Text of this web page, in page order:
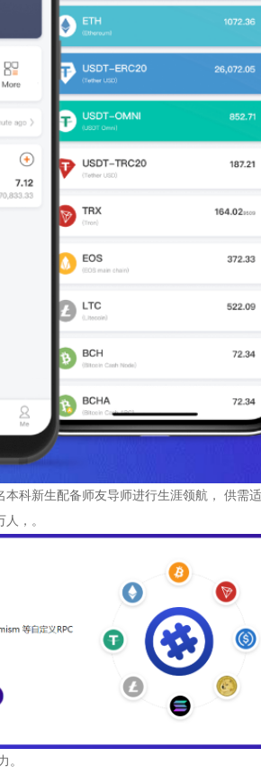
科新生配备师友导师进行生涯领航， 供需
，。
。